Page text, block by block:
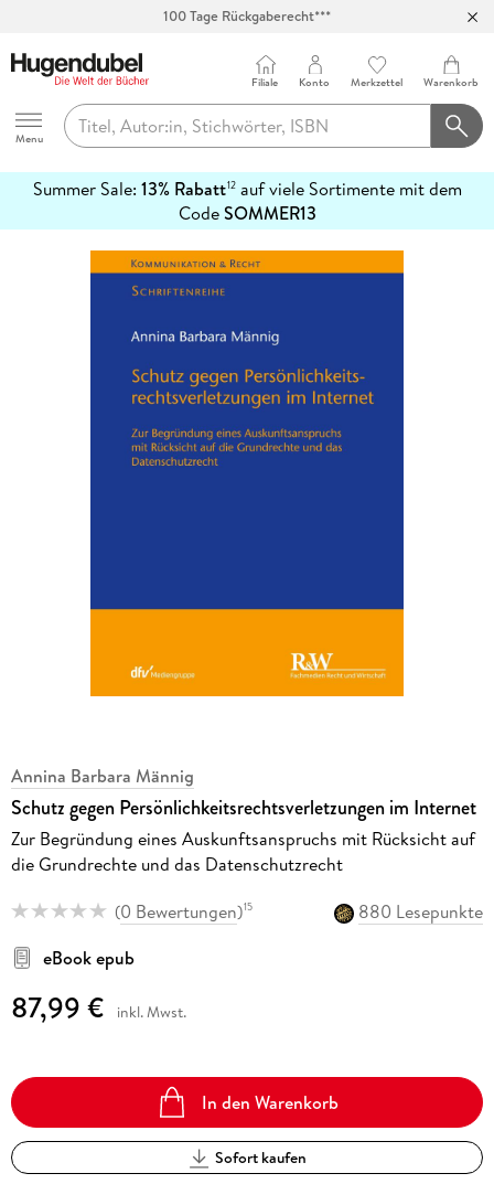
100 Tage Rückgaberecht***
Hugendubel
Menu
Filiale Konto Merkzettel Warenkorb
Summer Sale: 13% Rabatt12auf viele Sortimente mit dem
CodeSOMMER13
erfahren
Annina Barbara Männig
Schutz gegen Persönlichkeitsrechtsverletzungen im Internet
Zur Begründung eines Auskunftsanspruchs mit Rücksicht auf
die Grundrechte und das Datenschutzrecht
(0 Bewertungen)15
880 Lesepunkte
eBook epub
87,99 € inkl. Mwst.
In den Warenkorb
Sofort kaufen